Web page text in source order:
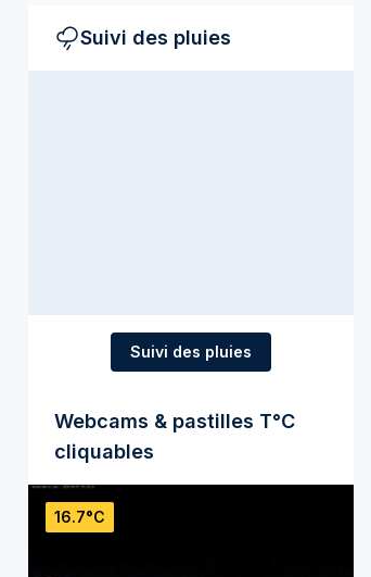
Suivi des pluies
Suivi des pluies
Webcams & pastilles T°C
cliquables
16.7°C